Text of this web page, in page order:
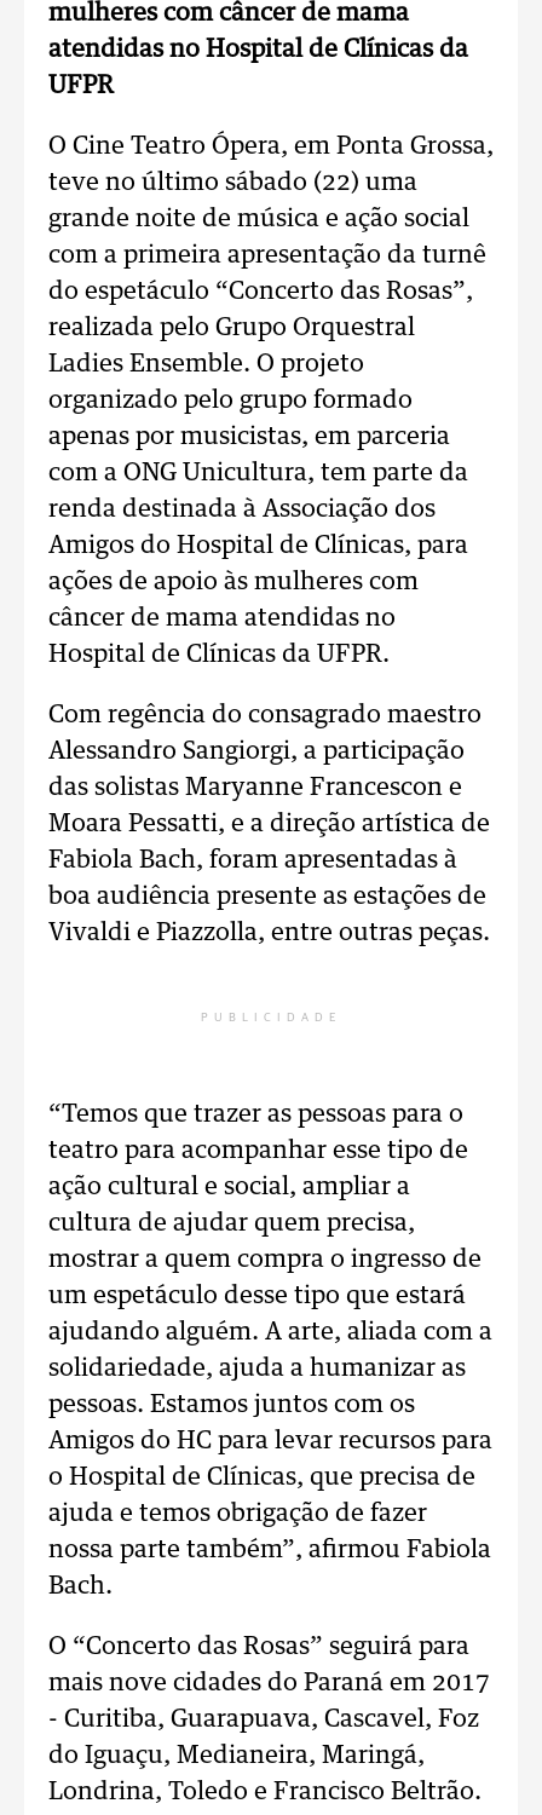
mulheres com câncer de mama
atendidas no Hospital de Clínicas da
UFPR
O Cine Teatro Ópera, em Ponta Grossa,
teve no último sábado (22) uma
grande noite de música e ação social
com a primeira apresentação da turnê
do espetáculo “Concerto das Rosas”,
realizada pelo Grupo Orquestral
Ladies Ensemble. O projeto
organizado pelo grupo formado
apenas por musicistas, em parceria
com a ONG Unicultura, tem parte da
renda destinada à Associação dos
Amigos do Hospital de Clínicas, para
ações de apoio às mulheres com
câncer de mama atendidas no
Hospital de Clínicas da UFPR.
Com regência do consagrado maestro
Alessandro Sangiorgi, a participação
das solistas Maryanne Francescon e
Moara Pessatti, e a direção artística de
Fabiola Bach, foram apresentadas à
boa audiência presente as estações de
Vivaldi e Piazzolla, entre outras peças.
PUBLICIDADE
“Temos que trazer as pessoas para o
teatro para acompanhar esse tipo de
ação cultural e social, ampliar a
cultura de ajudar quem precisa,
mostrar a quem compra o ingresso de
um espetáculo desse tipo que estará
ajudando alguém. A arte, aliada com a
solidariedade, ajuda a humanizar as
pessoas. Estamos juntos com os
Amigos do HC para levar recursos para
o Hospital de Clínicas, que precisa de
ajuda e temos obrigação de fazer
nossa parte também”, afirmou Fabiola
Bach.
O “Concerto das Rosas” seguirá para
mais nove cidades do Paraná em 2017
- Curitiba, Guarapuava, Cascavel, Foz
do Iguaçu, Medianeira, Maringá,
Londrina, Toledo e Francisco Beltrão.